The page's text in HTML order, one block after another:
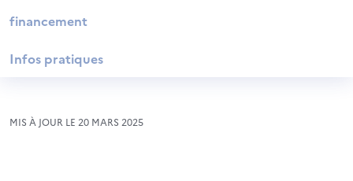
financement
Infos pratiques
MIS À JOUR LE 20 MARS 2025